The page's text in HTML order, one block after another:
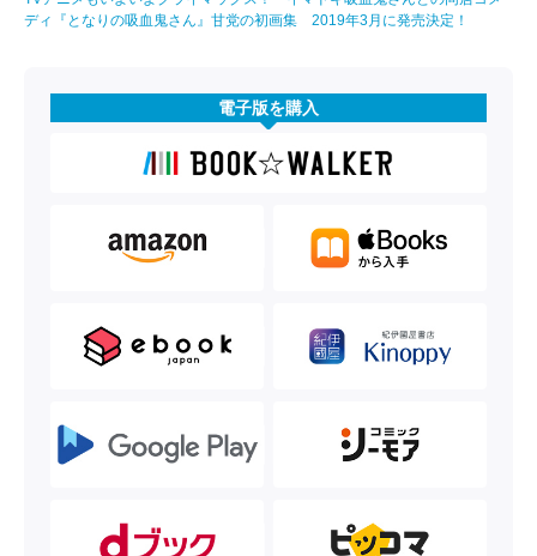
ディ『となりの吸血鬼さん』甘党の初画集 2019年3月に発売決定！
電子版を購入